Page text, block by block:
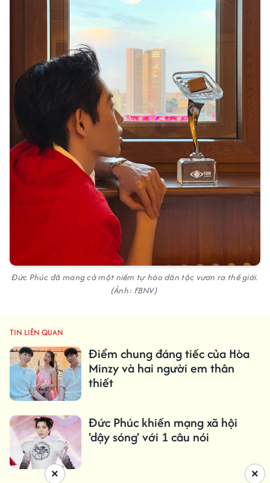
Đức Phúc đã mang cả một niềm tự hào dân tộc vươn ra thế giới.
(Ảnh: FBNV)
TIN LIÊN QUAN
Điểm chung đáng tiếc của Hòa
Minzy và hai người em thân
thiết
Đức Phúc khiến mạng xã hội
'dậy sóng' với 1 câu nói
×
×